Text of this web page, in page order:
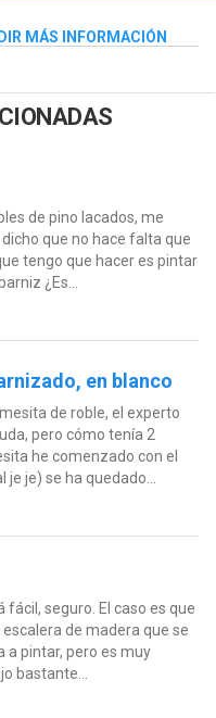
MÁS INFORMACIÓN
de pino lacados, me
que no hace falta que
tengo que hacer es pintar
¿Es...
en blanco
de roble, el experto
pero cómo tenía 2
he comenzado con el
je) se ha quedado...
seguro. El caso es que
de madera que se
a pintar, pero es muy
bastante...